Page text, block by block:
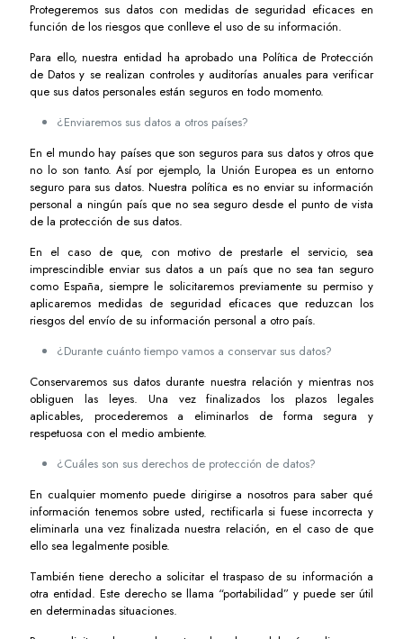
Protegeremos sus datos con medidas de seguridad eficaces en
función de los riesgos que conlleve el uso de su información.
Para ello, nuestra entidad ha aprobado una Política de Protección
de Datos y se realizan controles y auditorías anuales para verificar
que sus datos personales están seguros en todo momento.
¿Enviaremos sus datos a otros países?
En el mundo hay países que son seguros para sus datos y otros que
no lo son tanto. Así por ejemplo, la Unión Europea es un entorno
seguro para sus datos. Nuestra política es no enviar su información
personal a ningún país que no sea seguro desde el punto de vista
de la protección de sus datos.
En el caso de que, con motivo de prestarle el servicio, sea
imprescindible enviar sus datos a un país que no sea tan seguro
como España, siempre le solicitaremos previamente su permiso y
aplicaremos medidas de seguridad eficaces que reduzcan los
riesgos del envío de su información personal a otro país.
¿Durante cuánto tiempo vamos a conservar sus datos?
Conservaremos sus datos durante nuestra relación y mientras nos
obliguen las leyes. Una vez finalizados los plazos legales
aplicables, procederemos a eliminarlos de forma segura y
respetuosa con el medio ambiente.
¿Cuáles son sus derechos de protección de datos?
En cualquier momento puede dirigirse a nosotros para saber qué
información tenemos sobre usted, rectificarla si fuese incorrecta y
eliminarla una vez finalizada nuestra relación, en el caso de que
ello sea legalmente posible.
También tiene derecho a solicitar el traspaso de su información a
otra entidad. Este derecho se llama “portabilidad” y puede ser útil
en determinadas situaciones.